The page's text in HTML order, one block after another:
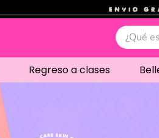
¿Qué
Regreso a clases